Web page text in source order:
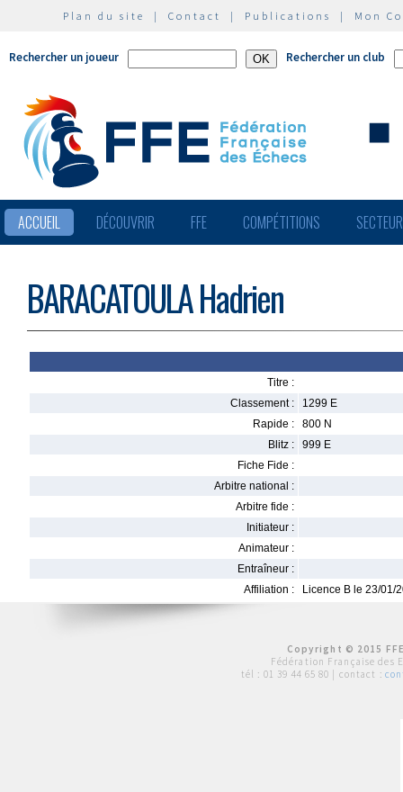
Plan du site | Contact | Publications | Mon
Rechercher un joueur Rechercher un club
ACCUEIL DÉCOUVRIR FFE COMPÉTITIONS
BARACATOULA Hadrien
Titre :
Classement :
1299 E
Rapide :
800 N
Blitz :
999 E
Fiche Fide :
Arbitre national :
Arbitre fide :
Initiateur :
Animateur :
Entraîneur :
Affiliation :
Licence B le 23/01/
Copyright © 2015
Fédération Française des
tél : 01 39 44 65 80 | contact :